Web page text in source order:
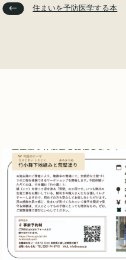
住まいを予防医学する本